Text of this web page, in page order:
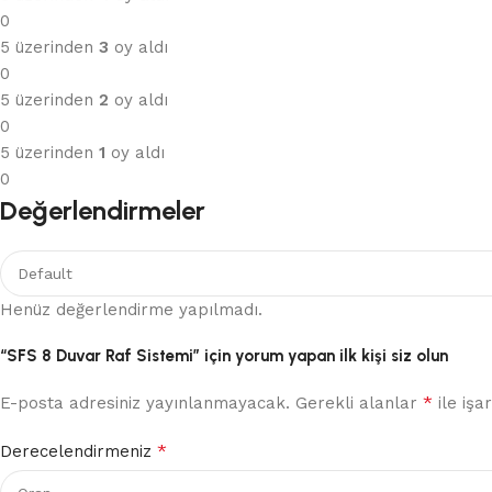
0
5 üzerinden 3 oy aldı
0
5 üzerinden 2 oy aldı
0
5 üzerinden 1 oy aldı
0
Değerlendirmeler
Henüz değerlendirme yapılmadı.
“SFS 8 Duvar Raf Sistemi” için yorum yapan ilk kişi siz olun
E-posta adresiniz yayınlanmayacak. Gerekli alanlar * ile
Derecelendirmeniz *